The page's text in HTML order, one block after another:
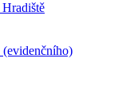
(evidenčního)